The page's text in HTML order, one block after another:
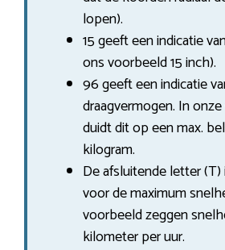
lopen).
15 geeft een indicatie
ons voorbeeld 15 inch).
96 geeft een indicatie
draagvermogen. In
duidt dit op een max.
kilogram.
De afsluitende letter (T)
voor de maximum
voorbeeld zeggen
kilometer per uur.